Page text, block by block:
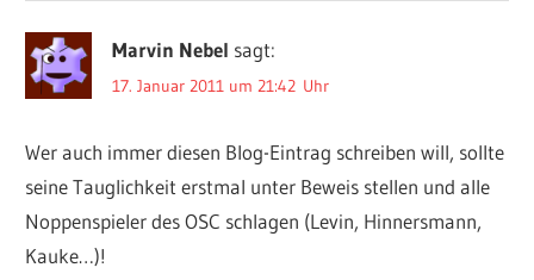
Marvin Nebel sagt:
17. Januar 2011 um 21:42 Uhr
Wer auch immer diesen Blog-Eintrag schreiben will, sollte
seine Tauglichkeit erstmal unter Beweis stellen und alle
Noppenspieler des OSC schlagen (Levin, Hinnersmann,
Kauke…)!